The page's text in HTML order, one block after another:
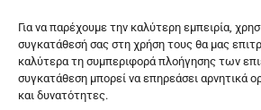
Για να παρέχουμε την καλύτερη εμπειρία,
συγκατάθεσή σας στη χρήση τους θα μας
καλύτερα τη συμπεριφορά πλοήγησης των
συγκατάθεση μπορεί να επηρεάσει αρνητικά
και δυνατότητες.
© Copyright: Ethos Media S.A.